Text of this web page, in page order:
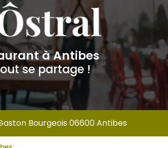
à Antibes
se partage !
Bourgeois 06600 Antibes